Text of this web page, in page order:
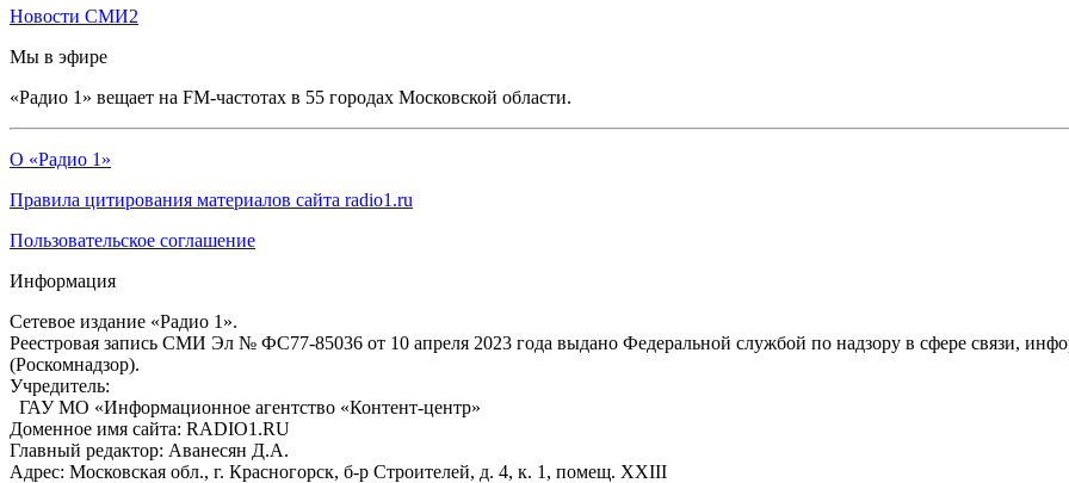
Новости СМИ2
Мы в эфире
«Радио 1» вещает на FM-частотах в 55 городах Московской области.
О «Радио 1»
Правила цитирования материалов сайта radio1.ru
Пользовательское соглашение
Информация
Сетевое издание «Радио 1».
Реестровая запись СМИ Эл № ФС77-85036 от 10 апреля 2023 года выдано Федеральной службой по надзору в сфере связи,
(Роскомнадзор).
Учредитель:
ГАУ МО «Информационное агентство «Контент-центр»
Доменное имя сайта: RADIO1.RU
Главный редактор: Аванесян Д.А.
Адрес: Московская обл., г. Красногорск, б-р Строителей, д. 4, к. 1, помещ. XXIII